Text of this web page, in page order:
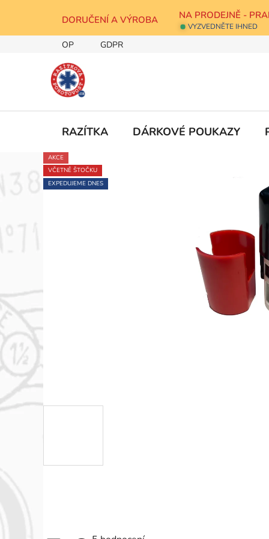
obsah
DORUČENÍ A VÝROBA NA PRODEJNĚ -
VYZVEDNĚTE IHNED
OP GDPR
RAZÍTKA DÁRKOVÉ POUKAZY
AKCE
VČETNĚ ŠTOČKU
EXPEDUJEME DNES